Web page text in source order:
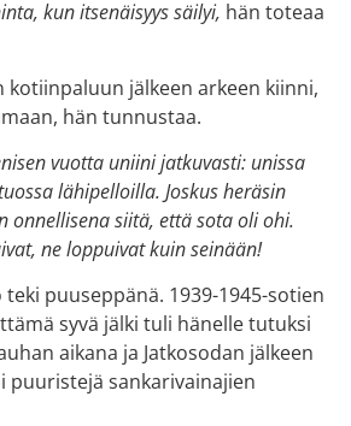
kun itsenäisyys säilyi, hän toteaa
kotiinpaluun jälkeen arkeen kiinni,
hän tunnustaa.
vuotta uniini jatkuvasti: unissa
lähipelloilla. Joskus heräsin
onnellisena siitä, että sota oli ohi.
ne loppuivat kuin seinään!
puuseppänä. 1939-1945-sotien
syvä jälki tuli hänelle tutuksi
aikana ja Jatkosodan jälkeen
sankarivainajien